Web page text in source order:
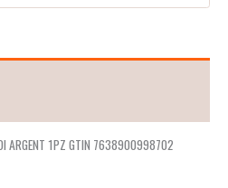
ARGENT 1PZ GTIN 7638900998702